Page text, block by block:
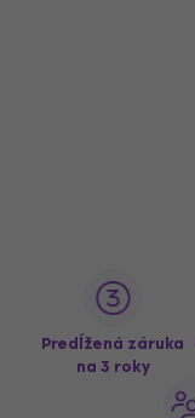
Predĺžená záruka
na 3 roky